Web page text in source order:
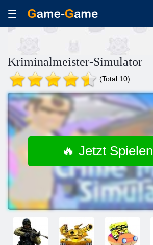
Kriminalmeister-Simulator
(Total 10)
🔥 Jetzt Spielen